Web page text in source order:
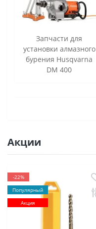
Запчасти для
установки алмазного
бурения Husqvarna
DM 400
Акции
-22%
Популярный
Акция